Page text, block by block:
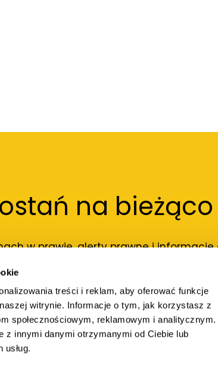
treści i reklam, aby oferować funkcje
witrynie. Informacje o tym, jak korzystasz z
społecznościowym, reklamowym i analitycznym.
z innymi danymi otrzymanymi od Ciebie lub
na bieżąco
w prawie, alerty prawne i informacje